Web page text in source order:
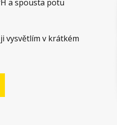
a spousta potu
vysvětlím v krátkém